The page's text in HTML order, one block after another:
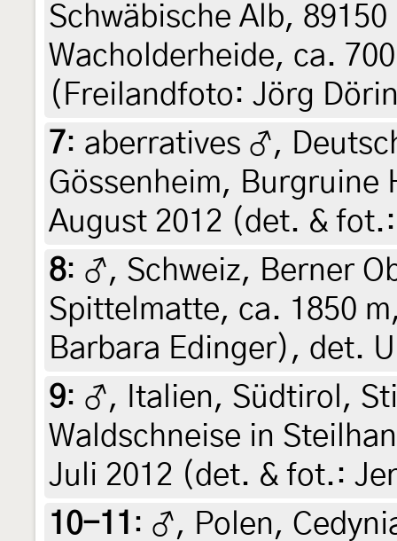
Schwäbische Alb,
Wacholderheide, ca.
(Freilandfoto: Jörg
7: aberratives ♂,
Gössenheim, Burgruine
August 2012 (det. &
8: ♂, Schweiz, Berner
Spittelmatte, ca. 1850
Barbara Edinger), det.
9: ♂, Italien, Südtirol,
Waldschneise in
Juli 2012 (det. & fot.:
10-11 : ♂, Polen,